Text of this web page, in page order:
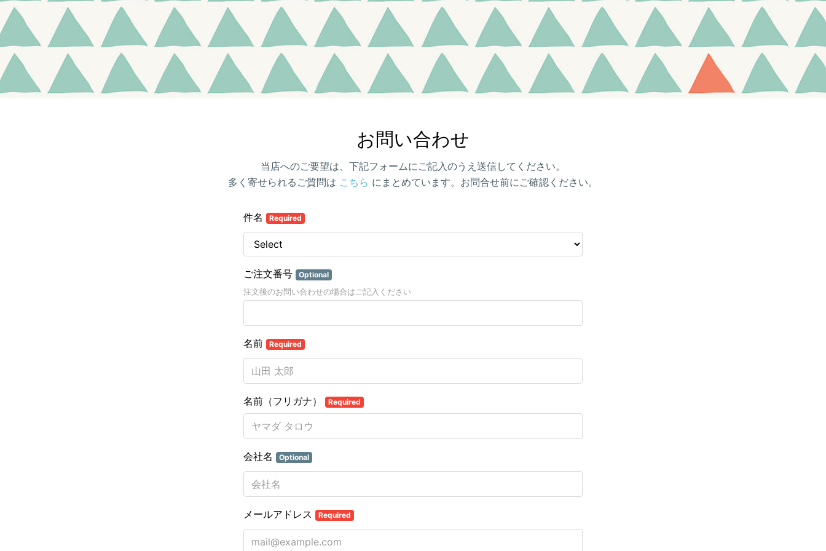
お問い合わせ
当店へのご要望は、下記フォームにご記入のうえ送信してください。
多く寄せられるご質問は こちら にまとめています。お問合せ前にご確認ください。
件名 Required
ご注文番号 Optional
注文後のお問い合わせの場合はご記入ください
名前 Required
名前（フリガナ） Required
会社名 Optional
メールアドレス Required